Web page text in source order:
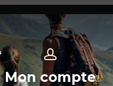
Mon compte